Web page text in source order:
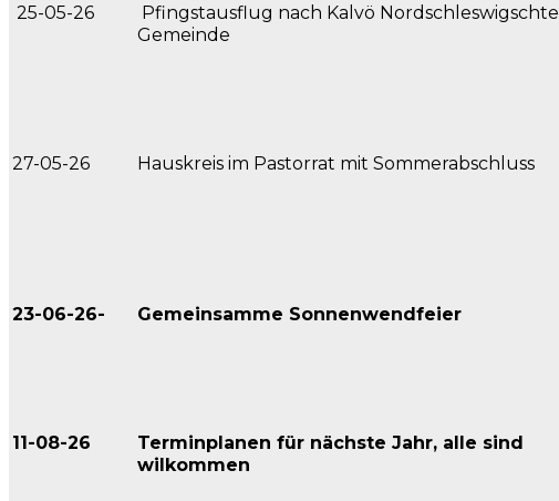
25-05-26
Pfingstausflug nach Kalvö Nordschleswigschte
Gemeinde
27-05-26 Hauskreis im Pastorrat mit Sommerabschluss
23-06-26- Gemeinsamme Sonnenwendfeier
11-08-26
Terminplanen für nächste Jahr, alle sind
wilkommen